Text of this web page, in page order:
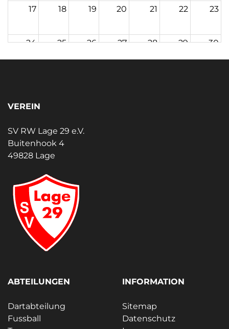
17 18 19 20 21 22 23
24 25 26 27 28 29 30
VEREIN
SV RW Lage 29 e.V.
Buitenhook 4
49828 Lage
ABTEILUNGEN
Dartabteilung
Fussball
INFORMATION
Sitemap
Datenschutz